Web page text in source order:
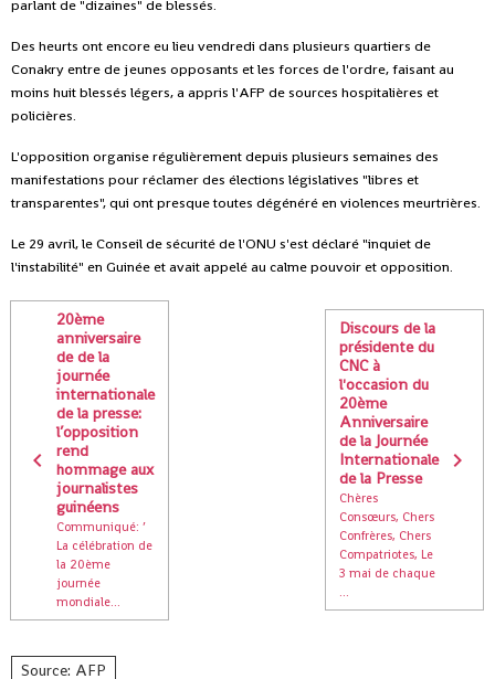
parlant de "dizaines" de blessés.
Des heurts ont encore eu lieu vendredi dans plusieurs quartiers de
Conakry entre de jeunes opposants et les forces de l'ordre, faisant au
moins huit blessés légers, a appris l'AFP de sources hospitalières et
policières.
L'opposition organise régulièrement depuis plusieurs semaines des
manifestations pour réclamer des élections législatives "libres et
transparentes", qui ont presque toutes dégénéré en violences meurtrières.
Le 29 avril, le Conseil de sécurité de l'ONU s'est déclaré "inquiet de
l'instabilité" en Guinée et avait appelé au calme pouvoir et opposition.
20ème
anniversaire
de de la
journée
internationale
de la presse:
l’opposition
rend
hommage aux
journalistes
guinéens
Communiqué: ’
La célébration de
la 20ème
journée
mondiale...
Discours de la
présidente du
CNC à
l'occasion du
20ème
Anniversaire
de la Journée
Internationale
de la Presse
Chères
Consœurs, Chers
Confrères, Chers
Compatriotes, Le
3 mai de chaque
...
Source: AFP